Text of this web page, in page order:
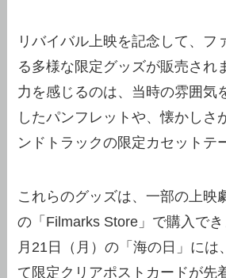
リバイバル上映を記念して、フ
る多様な限定グッズが販売され
力を感じるのは、当時の雰囲気
したパンフレットや、懐かしさ
ンドトラックの限定カセットテ
これらのグッズは、一部の上映
の「Filmarks Store」で購入で
月21日（月）の「海の日」には
て限定クリアポストカードが先